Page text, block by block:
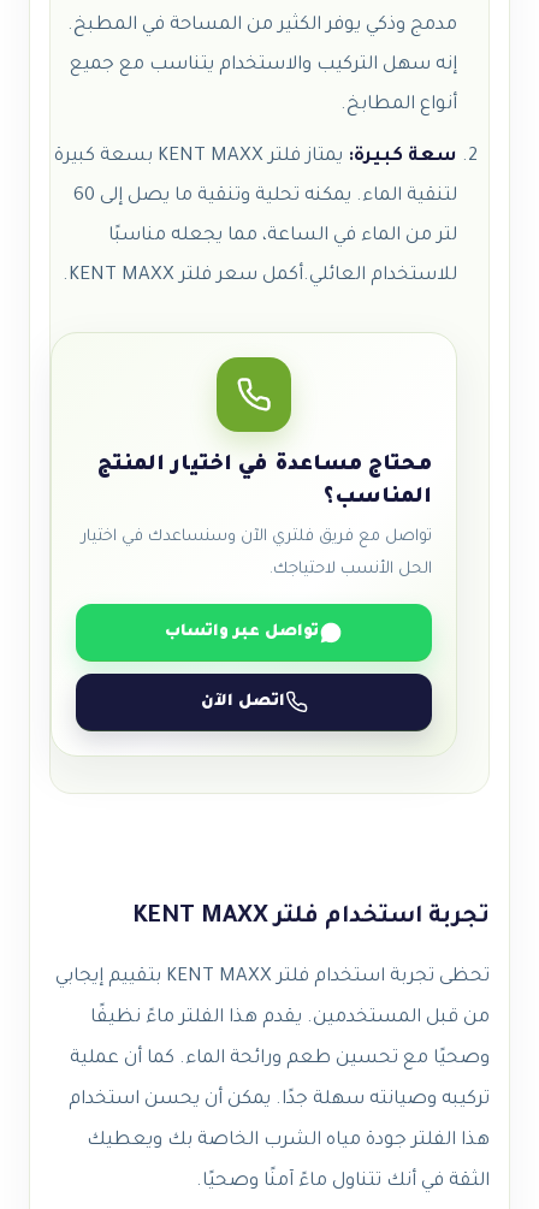
مدمج وذكي يوفر الكثير من المساحة في المطبخ.
إنه سهل التركيب والاستخدام يتناسب مع جميع
أنواع المطابخ.
سعة كبيرة:
يمتاز فلتر KENT MAXX بسعة كبيرة
لتنقية الماء. يمكنه تحلية وتنقية ما يصل إلى 60
لتر من الماء في الساعة، مما يجعله مناسبًا
للاستخدام العائلي.أكمل سعر فلتر KENT MAXX .
محتاج مساعدة في اختيار المنتج
المناسب؟
تواصل مع فريق فلتري الآن وسنساعدك في اختيار
الحل الأنسب لاحتياجك.
تواصل عبر واتساب
اتصل الآن
تجربة استخدام فلتر KENT MAXX
تحظى تجربة استخدام فلتر KENT MAXX بتقييم إيجابي
من قبل المستخدمين. يقدم هذا الفلتر ماءً نظيفًا
وصحيًا مع تحسين طعم ورائحة الماء. كما أن عملية
تركيبه وصيانته سهلة جدًا. يمكن أن يحسن استخدام
هذا الفلتر جودة مياه الشرب الخاصة بك ويعطيك
الثقة في أنك تتناول ماءً آمنًا وصحيًا.